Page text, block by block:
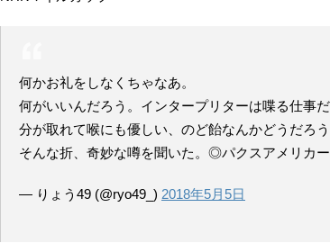
何かお礼をしなくちゃなあ。
何がいいんだろう。インタープリターは喋る仕事
分が取れて喉にも優しい、のど飴なんかどうだろう
そんな折、奇妙な噂を聞いた。◎パクスアメリカ
— りょう49 (@ryo49_) 2018年5月5日